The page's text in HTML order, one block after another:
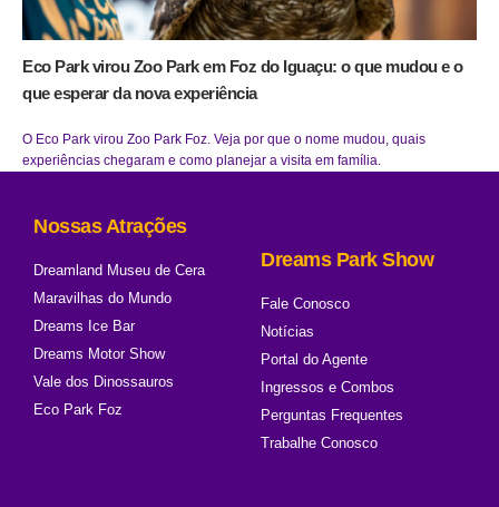
Eco Park virou Zoo Park em Foz do Iguaçu: o que mudou e o
que esperar da nova experiência
O Eco Park virou Zoo Park Foz. Veja por que o nome mudou, quais
experiências chegaram e como planejar a visita em família.
Nossas Atrações
Dreamland Museu de Cera
Maravilhas do Mundo
Dreams Ice Bar
Dreams Motor Show
Vale dos Dinossauros
Eco Park Foz
Dreams Park Show
Fale Conosco
Notícias
Portal do Agente
Ingressos e Combos
Perguntas Frequentes
Trabalhe Conosco